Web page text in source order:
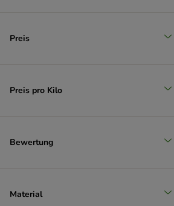
Preis
Preis pro Kilo
Bewertung
Material